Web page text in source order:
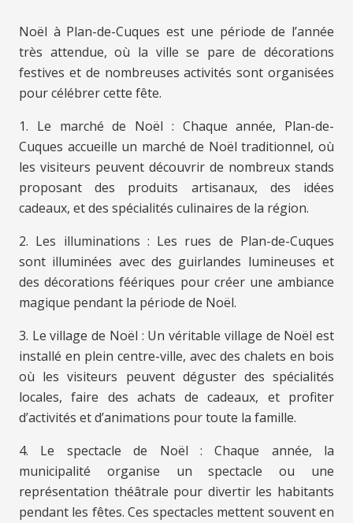
Noël à Plan-de-Cuques est une période de l’année
très attendue, où la ville se pare de décorations
festives et de nombreuses activités sont organisées
pour célébrer cette fête.
1. Le marché de Noël : Chaque année, Plan-de-
Cuques accueille un marché de Noël traditionnel, où
les visiteurs peuvent découvrir de nombreux stands
proposant des produits artisanaux, des idées
cadeaux, et des spécialités culinaires de la région.
2. Les illuminations : Les rues de Plan-de-Cuques
sont illuminées avec des guirlandes lumineuses et
des décorations féériques pour créer une ambiance
magique pendant la période de Noël.
3. Le village de Noël : Un véritable village de Noël est
installé en plein centre-ville, avec des chalets en bois
où les visiteurs peuvent déguster des spécialités
locales, faire des achats de cadeaux, et profiter
d’activités et d’animations pour toute la famille.
4. Le spectacle de Noël : Chaque année, la
municipalité organise un spectacle ou une
représentation théâtrale pour divertir les habitants
pendant les fêtes. Ces spectacles mettent souvent en